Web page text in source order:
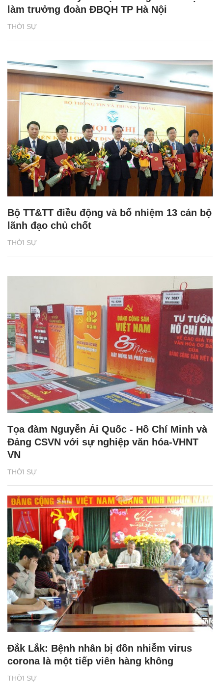
THỜI SỰ
làm trưởng đoàn ĐBQH TP Hà Nội
THỜI SỰ
Bộ TT&TT điều động và bổ nhiệm 13 cán bộ
lãnh đạo chủ chốt
THỜI SỰ
Tọa đàm Nguyễn Ái Quốc - Hồ Chí Minh và
Đảng CSVN với sự nghiệp văn hóa-VHNT
VN
THỜI SỰ
Đắk Lắk: Bệnh nhân bị đồn nhiễm virus
corona là một tiếp viên hàng không